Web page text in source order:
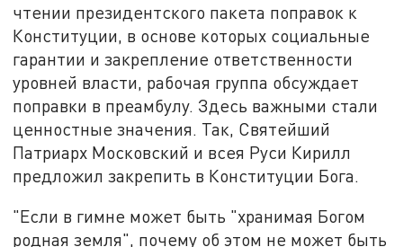
чтении президентского пакета поправок к
Конституции, в основе которых социальные
гарантии и закрепление ответственности
уровней власти, рабочая группа обсуждает
поправки в преамбулу. Здесь важными стали
ценностные значения. Так, Святейший
Патриарх Московский и всея Руси Кирилл
предложил закрепить в Конституции Бога.
"Если в гимне может быть "хранимая Богом
родная земля", почему об этом не может быть